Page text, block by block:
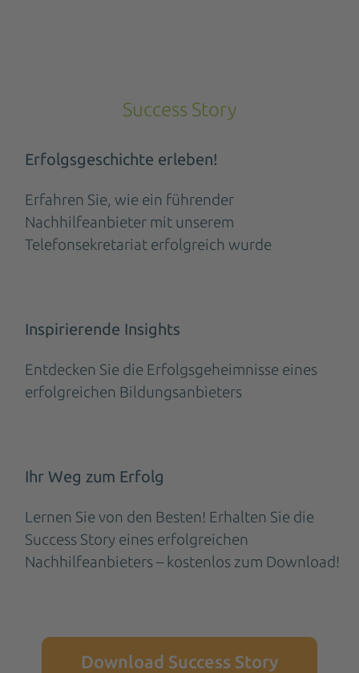
Success Story
Erfolgsgeschichte erleben!
Erfahren Sie, wie ein führender
Nachhilfeanbieter mit unserem
Telefonsekretariat erfolgreich wurde
Inspirierende Insights
Entdecken Sie die Erfolgsgeheimnisse eines
erfolgreichen Bildungsanbieters
Ihr Weg zum Erfolg
Lernen Sie von den Besten! Erhalten Sie die
Success Story eines erfolgreichen
Nachhilfeanbieters – kostenlos zum Download!
Download Success Story